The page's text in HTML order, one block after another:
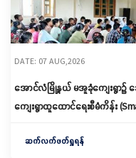
DATE: 07 AUG,2026
အောင်လံမြို့နယ် မအူခုံကျေးရွာ၌ ခ
ကျေးရွာထူထောင်ရေးစီမံကိန်း
ဆက်လက်ဖတ်ရှုရန်